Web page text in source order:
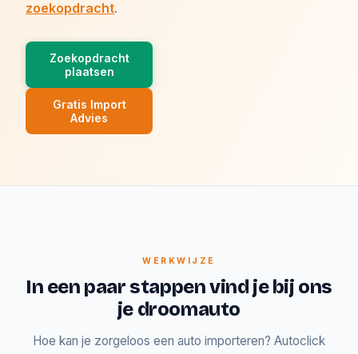
zoekopdracht.
Zoekopdracht
plaatsen
Gratis Import
Advies
WERKWIJZE
In een paar stappen vind je bij ons
je droomauto
Hoe kan je zorgeloos een auto importeren? Autoclick